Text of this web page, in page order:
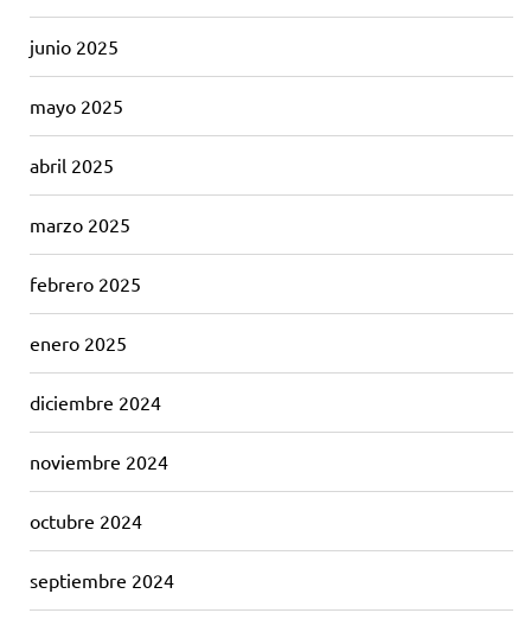
junio 2025
mayo 2025
abril 2025
marzo 2025
febrero 2025
enero 2025
diciembre 2024
noviembre 2024
octubre 2024
septiembre 2024